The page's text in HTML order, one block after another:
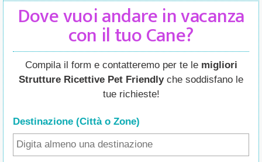
Dove vuoi andare in vacanza
con il tuo Cane?
Compila il form e contatteremo per te le migliori
Strutture Ricettive Pet Friendlyche soddisfano le
tue richieste!
Destinazione (Città o Zone)